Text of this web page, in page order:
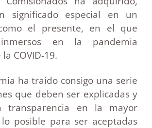
significado especial en un
el presente, en el que
inmersos en la pandemia
COVID-19.
ha traído consigo una serie
que deben ser explicadas y
transparencia en la mayor
posible para ser aceptadas